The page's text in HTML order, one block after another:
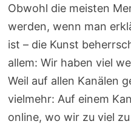
Obwohl die meisten
werden, wenn man
ist – die Kunst
allem: Wir haben viel
Weil auf allen Kanälen
vielmehr: Auf einem
online, wo wir zu viel